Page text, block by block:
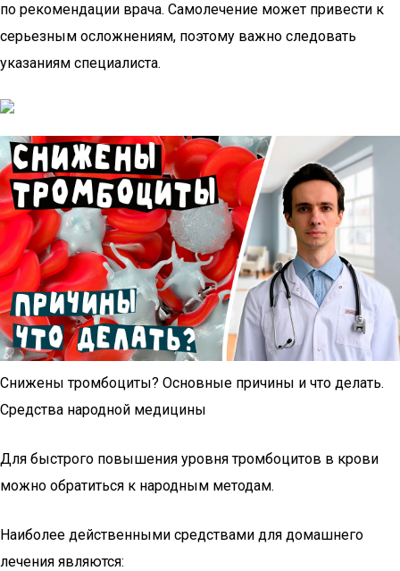
по рекомендации врача. Самолечение может привести к
серьезным осложнениям, поэтому важно следовать
указаниям специалиста.
Снижены тромбоциты? Основные причины и что делать.
Средства народной медицины
Для быстрого повышения уровня тромбоцитов в крови
можно обратиться к народным методам.
Наиболее действенными средствами для домашнего
лечения являются: